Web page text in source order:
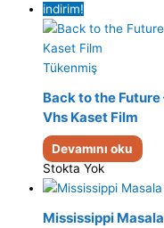
indirim!
Tükenmiş
Back to the
Vhs Kaset Film
Devamını oku
Stokta Yok
Mississippi